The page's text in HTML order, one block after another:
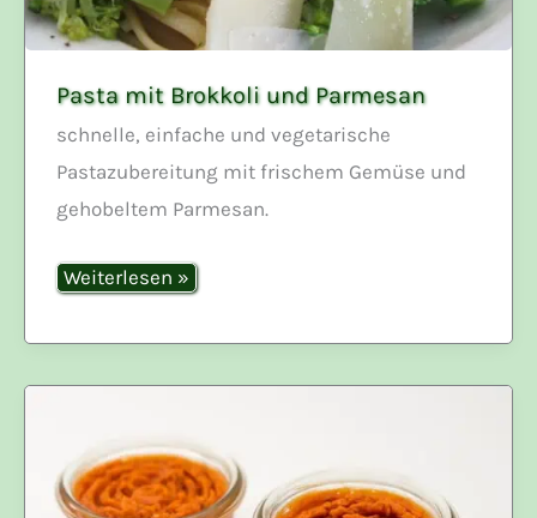
Pasta mit Brokkoli und Parmesan
schnelle, einfache und vegetarische
Pastazubereitung mit frischem Gemüse und
gehobeltem Parmesan.
Pasta
mit
Parmesan
Weiterlesen »